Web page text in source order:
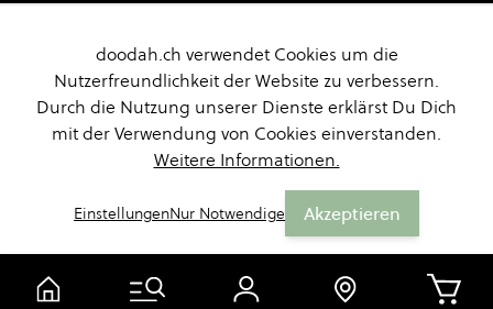
doodah.ch verwendet Cookies um die
Nutzerfreundlichkeit der Website zu verbessern.
Durch die Nutzung unserer Dienste erklärst Du Dich
mit der Verwendung von Cookies einverstanden.
Weitere Informationen.
EinstellungenNur Notwendige Akzeptieren